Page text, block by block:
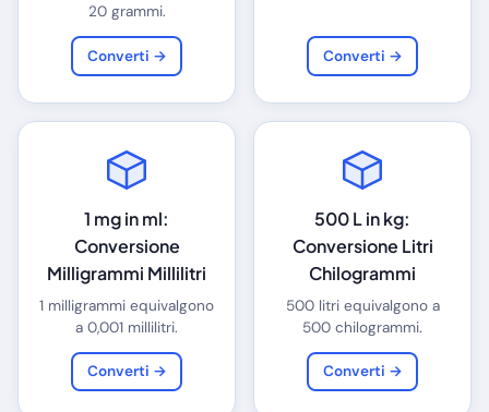
20 grammi.
Converti → Converti →
1 mg in ml:
Conversione
Milligrammi Millilitri
1 milligrammi equivalgono
a 0,001 millilitri.
Converti →
500 L in kg:
Conversione Litri
Chilogrammi
500 litri equivalgono a
500 chilogrammi.
Converti →